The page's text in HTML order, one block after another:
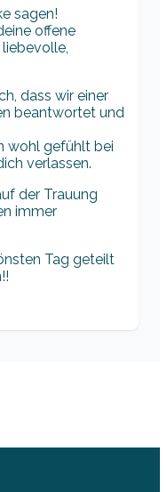
sagen!
offene
dass wir einer
beantwortet und
wohl gefühlt bei
verlassen.
der Trauung
immer
Tag geteilt